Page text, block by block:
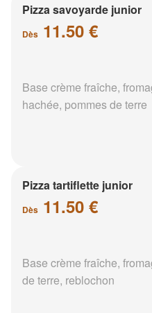
Pizza savoyarde junior
Dès 11.50 €
Base crème fraîche,
hachée, pommes de terre
Pizza tartiflette junior
Dès 11.50 €
Base crème fraîche,
de terre, reblochon